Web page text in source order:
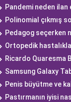
Pandemi neden ilan
Polinomial çıkmış
Pedagog seçerken
Ortopedik
Ricardo Quaresma
Samsung Galaxy
Penis büyütme ve
Pastırmanın iyisi